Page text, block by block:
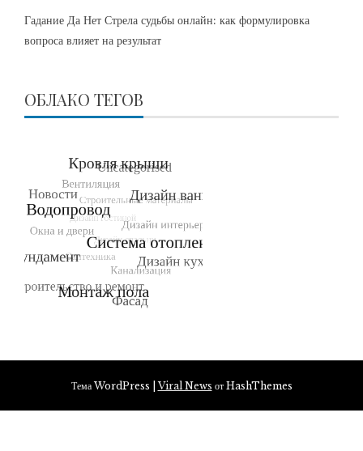
Гадание Да Нет Стрела судьбы онлайн: как формулировка
вопроса влияет на результат
ОБЛАКО ТЕГОВ
Тема WordPress |Viral News от HashThemes